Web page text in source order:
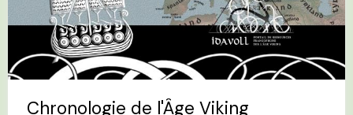
Chronologie de l'Âge Viking